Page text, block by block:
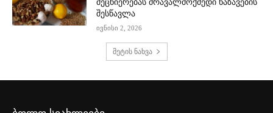
მეცნიერებას მრავალმოქმედი ნაზავების
შესწავლა
ივნისი 2, 2026
მეტის ნახვა